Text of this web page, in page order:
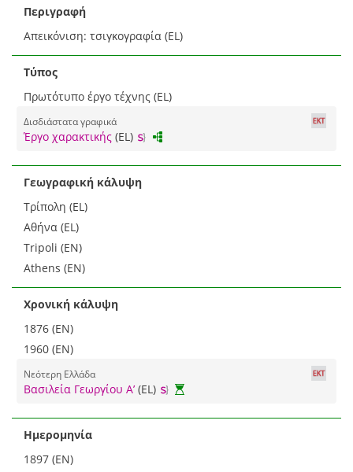
Περιγραφή
Απεικόνιση: τσιγκογραφία (EL)
Τύπος
Πρωτότυπο έργο τέχνης (EL)
Δισδιάστατα γραφικά
Έργο χαρακτικής (EL)
Γεωγραφική κάλυψη
Τρίπολη (EL)
Αθήνα (EL)
Tripoli (EN)
Athens (EN)
Χρονική κάλυψη
1876 (EN)
1960 (EN)
Νεότερη Ελλάδα
Βασιλεία Γεωργίου Α’ (EL)
Ημερομηνία
1897 (EN)